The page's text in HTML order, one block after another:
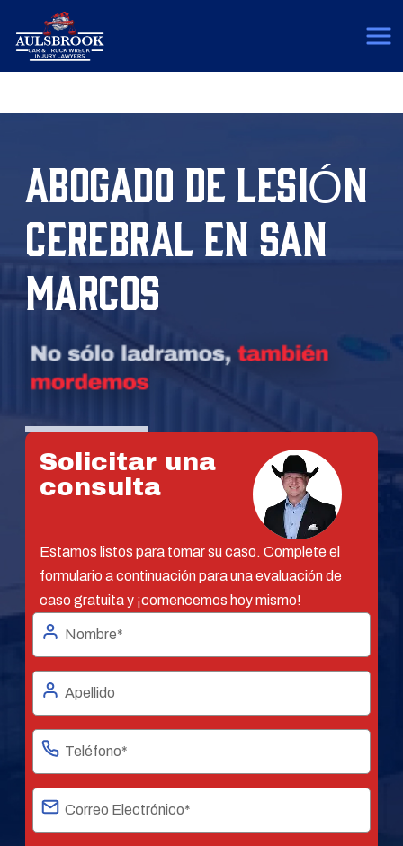
ABOGADO DE LESIÓN
CEREBRAL EN SAN
MARCOS
Solicitar una
consulta
Estamos listos para tomar su caso. Complete el
formulario a continuación para una evaluación de
caso gratuita y ¡comencemos hoy mismo!